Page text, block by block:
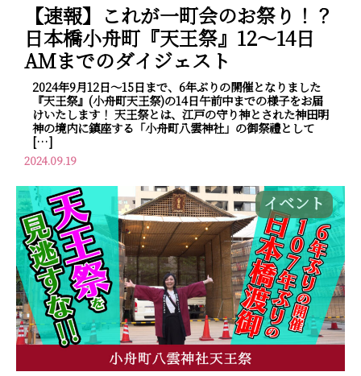
【速報】これが一町会のお祭り！？
日本橋小舟町『天王祭』12～14日
AMまでのダイジェスト
2024年9月12日～15日まで、6年ぶりの開催となりました
『天王祭』(小舟町天王祭)の14日午前中までの様子をお届
けいたします！ 天王祭とは、江戸の守り神とされた神田明
神の境内に鎮座する「小舟町八雲神社」の御祭禮として
[…]
2024.09.19
イベント